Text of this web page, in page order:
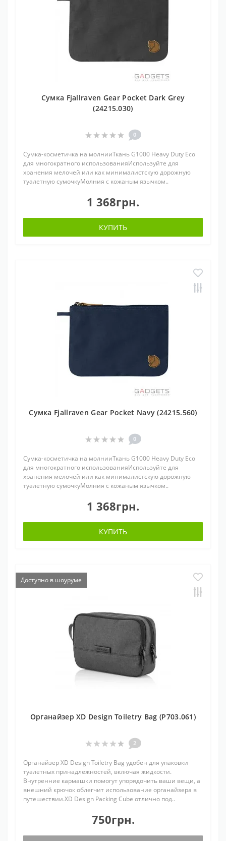
Сумка Fjallraven Gear Pocket Dark Grey
(24215.030)
0
Сумка-косметичка на молнииТкань G1000 Heavy Duty Eco
для многократного использованияИспользуйте для
хранения мелочей или как минималистскую дорожную
туалетную сумочкуМолния с кожаным язычком..
1 368грн.
КУПИТЬ
Сумка Fjallraven Gear Pocket Navy (24215.560)
0
Сумка-косметичка на молнииТкань G1000 Heavy Duty Eco
для многократного использованияИспользуйте для
хранения мелочей или как минималистскую дорожную
туалетную сумочкуМолния с кожаным язычком..
1 368грн.
КУПИТЬ
Доступно в шоуруме
Органайзер XD Design Toiletry Bag (P703.061)
2
Органайзер XD Design Toiletry Bag удобен для упаковки
туалетных принадлежностей, включая жидкости.
Внутренние кармашки помогут упорядочить ваши вещи, а
внешний крючок облегчит использование органайзера в
путешествии.XD Design Packing Cube отлично под..
750грн.